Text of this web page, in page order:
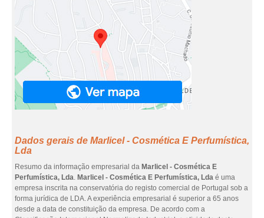
Dados gerais de Marlicel - Cosmética E Perfumística,
Lda
Resumo da informação empresarial da Marlicel - Cosmética E
Perfumística, Lda. Marlicel - Cosmética E Perfumística, Lda é uma
empresa inscrita na conservatória do registo comercial de Portugal sob a
forma jurídica de LDA. A experiência empresarial é superior a 65 anos
desde a data de constituição da empresa. De acordo com a